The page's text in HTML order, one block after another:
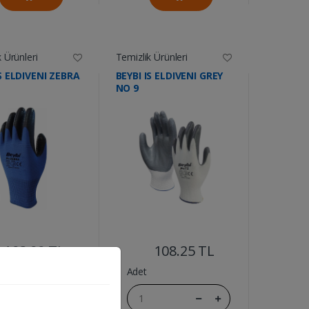
Ürünleri
ELDIVENI ZEBRA
103.00 TL
Temizlik Ürünleri
BEYBI IS ELDIVENI GREY
NO 9
108.25 TL
Adet